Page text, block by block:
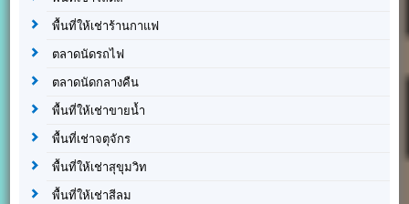
พื้นที่ให้เช่าร้านกาแฟ
ตลาดนัดรถไฟ
ตลาดนัดกลางคืน
พื้นที่ให้เช่าขายน้ำ
พื้นที่เช่าจตุจักร
พื้นที่ให้เช่าสุขุมวิท
พื้นที่ให้เช่าสีลม